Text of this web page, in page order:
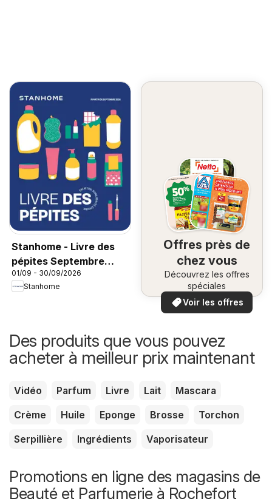
Stanhome - Livre des
pépites Septembre
2026
01/09 - 30/09/2026
Stanhome
Offres près de
chez vous
Découvrez les offres
spéciales
Voir les offres
Des produits que vous pouvez
acheter à meilleur prix maintenant
Vidéo Parfum Livre Lait
Mascara
Crème
Huile Eponge Brosse
Torchon
Serpillière
Ingrédients Vaporisateur
Promotions en ligne des magasins de
Beauté et Parfumerie à Rochefort